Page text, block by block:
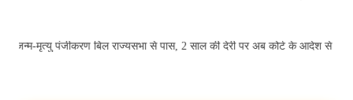
बिल राज्यसभा से पास, 2 साल की देरी पर अब कोर्ट के आदेश से ही होगा